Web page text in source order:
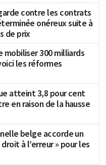
contre les contrats
onéreux suite à
de prix
mobiliser 300 milliards
les réformes
atteint 3,8 pour cent
en raison de la hausse
belge accorde un
à l’erreur » pour les